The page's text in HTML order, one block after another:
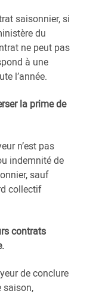
saisonnier, si
du
ne peut pas
à une
l’année.
la prime de
n’est pas
indemnité de
sauf
collectif
contrats
de conclure
saison,